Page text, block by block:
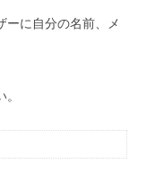
ーに自分の名前、メ